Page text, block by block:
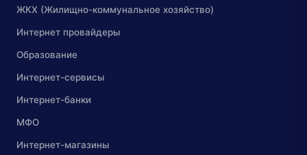
ЖКХ (Жилищно-коммунальное хозяйство)
Интернет провайдеры
Образование
Интернет-сервисы
Интернет-банки
МФО
Интернет-магазины